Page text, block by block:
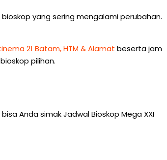
yang sering mengalami perubahan.
21 Batam, HTM & Alamat beserta jam
pilihan.
Anda simak Jadwal Bioskop Mega XXI